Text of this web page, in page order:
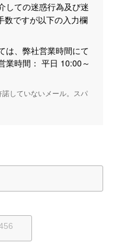
しての迷惑行為及び迷
数ですが以下の入力欄
は、弊社営業時間にて
業時間： 平日 10:00～
していないメール。スパ